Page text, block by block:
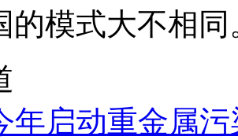
的模式大不相同
年启动重金属